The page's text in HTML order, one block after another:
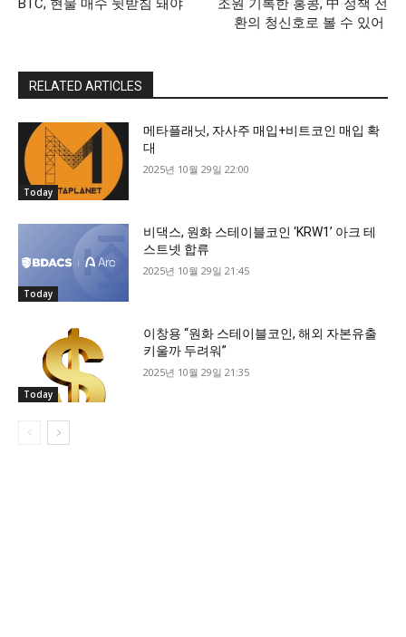
BTC, 현물 매수 뒷받침 돼야
조원 기록한 홍콩, 中 정책 전
환의 청신호로 볼 수 있어
RELATED ARTICLES
Today
메타플래닛, 자사주 매입+비트코인 매입 확
대
2025년 10월 29일 22:00
Today
비댁스, 원화 스테이블코인 ‘KRW1’ 아크 테
스트넷 합류
2025년 10월 29일 21:45
Today
이창용 “원화 스테이블코인, 해외 자본유출
키울까 두려워”
2025년 10월 29일 21:35